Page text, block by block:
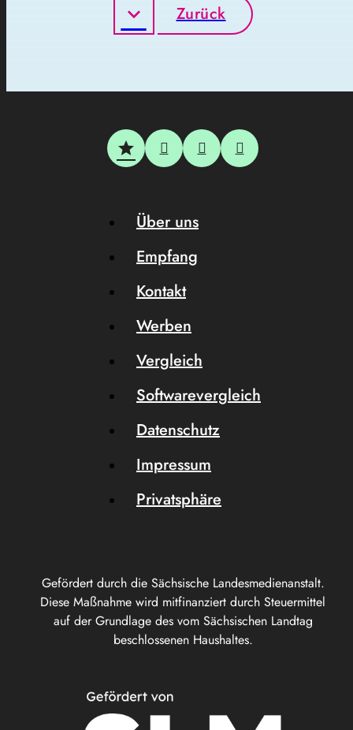
Zurück
Gefördert durch die Sächsische Landesmedienanstalt.
Diese Maßnahme wird mitfinanziert durch Steuermittel
auf der Grundlage des vom Sächsischen Landtag
beschlossenen Haushaltes.
Über uns
Empfang
Kontakt
Werben
Vergleich
Softwarevergleich
Datenschutz
Impressum
Privatsphäre